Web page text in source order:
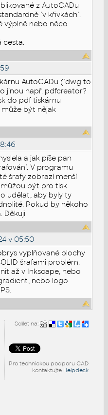
z AutoCADu
"v křivkách".
výplně nebo něco
cesta.
AutoCADu ("dwg to
jinou např. pdfcreator?
do pdf tiskárnu
může být nějak
a jak píše pan
V programu
šrafy zobrazí menší
být pro tisk
udělat, aby byly ty
Pokud by někoho
Děkuji
v 05:50
vyplňované plochy
šrafami problém.
až v Inkscape, nebo
nebo logo
Sdílet na:
Pro technickou podporu CAD
kontaktujte Helpdesk